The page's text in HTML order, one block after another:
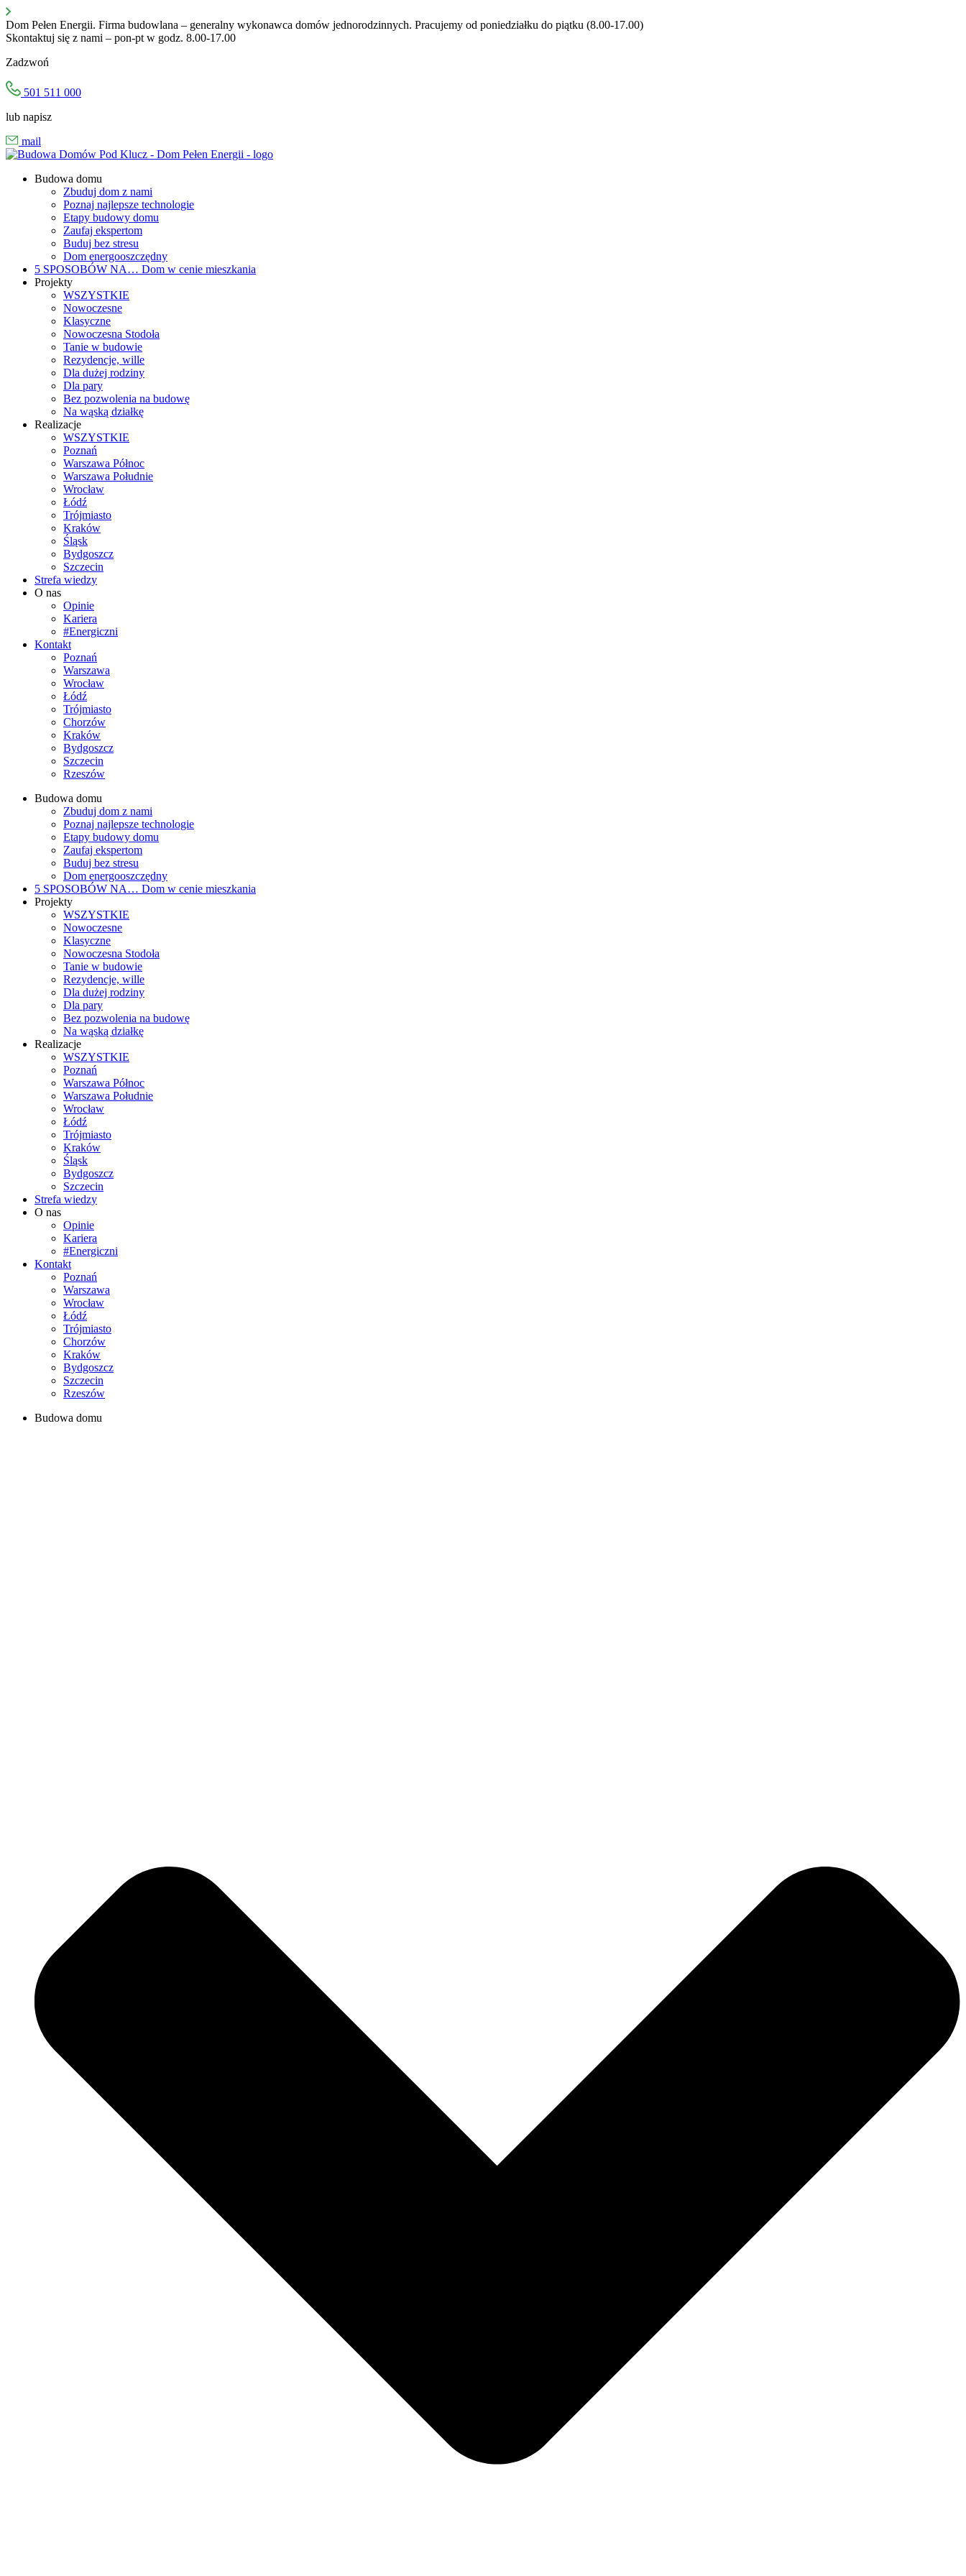
Przejdź
do
treści
Dom Pełen Energii. Firma budowlana – generalny wykonawca domów jednorodzinnych. Pracujemy od poniedziałku do piątku (8.00-17.00)
Skontaktuj się z nami – pon-pt w godz. 8.00-17.00
Zadzwoń
501 511 000
lub napisz
mail
Budowa domu
Zbuduj dom z nami
Poznaj najlepsze technologie
Etapy budowy domu
Zaufaj ekspertom
Buduj bez stresu
Dom energooszczędny
5 SPOSOBÓW NA… Dom w cenie mieszkania
Projekty
WSZYSTKIE
Nowoczesne
Klasyczne
Nowoczesna Stodoła
Tanie w budowie
Rezydencje, wille
Dla dużej rodziny
Dla pary
Bez pozwolenia na budowę
Na wąską działkę
Realizacje
WSZYSTKIE
Poznań
Warszawa Północ
Warszawa Południe
Wrocław
Łódź
Trójmiasto
Kraków
Śląsk
Bydgoszcz
Szczecin
Strefa wiedzy
O nas
Opinie
Kariera
#Energiczni
Kontakt
Poznań
Warszawa
Wrocław
Łódź
Trójmiasto
Chorzów
Kraków
Bydgoszcz
Szczecin
Rzeszów
Budowa domu
Zbuduj dom z nami
Poznaj najlepsze technologie
Etapy budowy domu
Zaufaj ekspertom
Buduj bez stresu
Dom energooszczędny
5 SPOSOBÓW NA… Dom w cenie mieszkania
Projekty
WSZYSTKIE
Nowoczesne
Klasyczne
Nowoczesna Stodoła
Tanie w budowie
Rezydencje, wille
Dla dużej rodziny
Dla pary
Bez pozwolenia na budowę
Na wąską działkę
Realizacje
WSZYSTKIE
Poznań
Warszawa Północ
Warszawa Południe
Wrocław
Łódź
Trójmiasto
Kraków
Śląsk
Bydgoszcz
Szczecin
Strefa wiedzy
O nas
Opinie
Kariera
#Energiczni
Kontakt
Poznań
Warszawa
Wrocław
Łódź
Trójmiasto
Chorzów
Kraków
Bydgoszcz
Szczecin
Rzeszów
Budowa domu